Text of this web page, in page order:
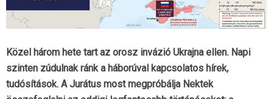
Közel három hete tart az orosz invázió Ukrajna ellen. Napi
szinten zúdulnak ránk a háborúval kapcsolatos hírek,
tudósítások. A Jurátus most megpróbálja Nektek